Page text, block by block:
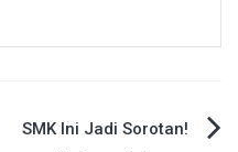
SMK Ini Jadi Sorotan!